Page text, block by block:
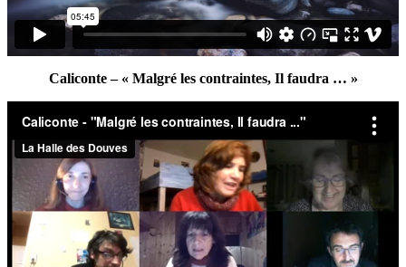
Caliconte – « Malgré les contraintes, Il faudra … »